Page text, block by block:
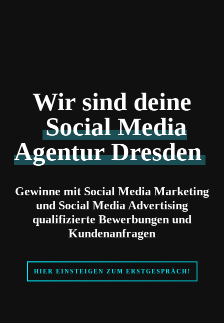
Wir sind deine
Social Media
Agentur Dresden
Gewinne mit Social Media Marketing
und Social Media Advertising
qualifizierte Bewerbungen und
Kundenanfragen
HIER EINSTEIGEN ZUM ERSTGESPRÄCH!